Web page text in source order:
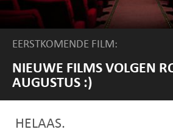
EERSTKOMENDE FILM:
NIEUWE FILMS VOLGEN
AUGUSTUS :)
HELAAS.